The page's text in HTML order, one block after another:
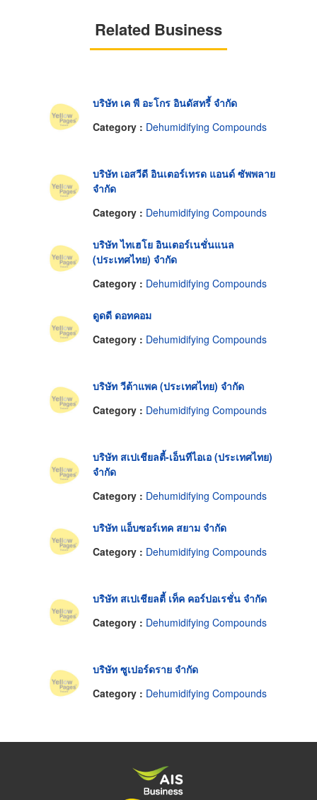
Related Business
บริษัท เค พี อะโกร อินดัสทรี้ จำกัด
Category : Dehumidifying Compounds
บริษัท เอสวีดี อินเตอร์เทรด แอนด์ ซัพพลาย
จำกัด
Category : Dehumidifying Compounds
บริษัท ไทเฮโย อินเตอร์เนชั่นแนล
(ประเทศไทย) จำกัด
Category : Dehumidifying Compounds
ดูดดี ดอทคอม
Category : Dehumidifying Compounds
บริษัท วีต้าแพค (ประเทศไทย) จำกัด
Category : Dehumidifying Compounds
บริษัท สเปเชียลตี้-เอ็นทีไอเอ (ประเทศไทย)
จำกัด
Category : Dehumidifying Compounds
บริษัท แอ็บซอร์เทค สยาม จำกัด
Category : Dehumidifying Compounds
บริษัท สเปเชียลตี้ เท็ค คอร์ปอเรชั่น จำกัด
Category : Dehumidifying Compounds
บริษัท ซูเปอร์ดราย จำกัด
Category : Dehumidifying Compounds